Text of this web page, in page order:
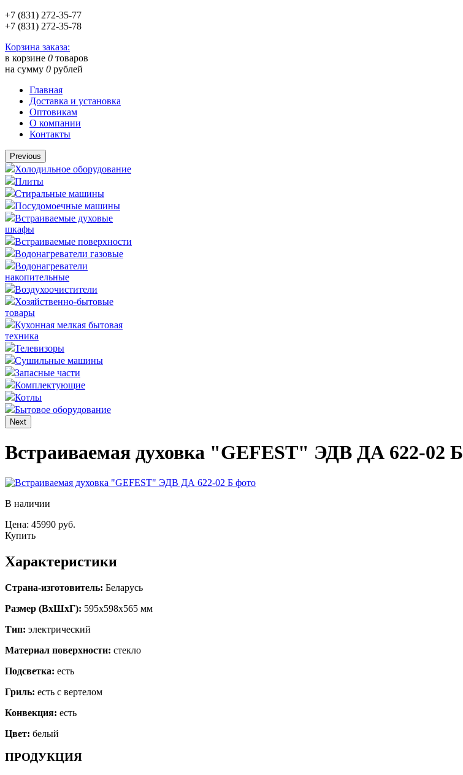
+7 (831) 272-35-77
+7 (831) 272-35-78
Корзина заказа:
в корзине 0 товаров
на сумму 0 рублей
Главная
Доставка и установка
Оптовикам
О компании
Контакты
Previous
Холодильное оборудование
Плиты
Стиральные машины
Посудомоечные машины
Встраиваемые духовые
шкафы
Встраиваемые поверхности
Водонагреватели газовые
Водонагреватели
накопительные
Воздухоочистители
Хозяйственно-бытовые
товары
Кухонная мелкая бытовая
техника
Телевизоры
Сушильные машины
Запасные части
Комплектующие
Котлы
Бытовое оборудование
Next
Встраиваемая духовка "GEFEST" ЭДВ ДА 622-02 Б
В наличии
Цена: 45990 руб.
Купить
Характеристики
Страна-изготовитель: Беларусь
Размер (ВхШхГ): 595х598х565 мм
Тип: электрический
Материал поверхности: стекло
Подсветка: есть
Гриль: есть с вертелом
Конвекция: есть
Цвет: белый
ПРОДУКЦИЯ